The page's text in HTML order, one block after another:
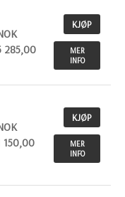
285,00
KJØP
MER
INFO
150,00
KJØP
MER
INFO